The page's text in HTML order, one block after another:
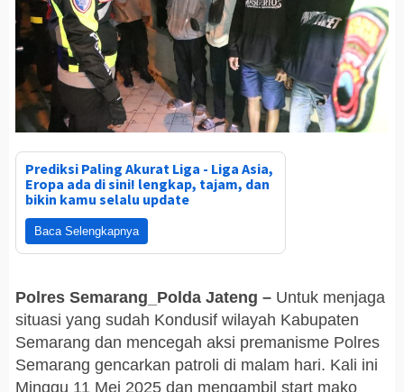
Prediksi Paling Akurat Liga - Liga Asia,
Eropa ada di sini! lengkap, tajam, dan
bikin kamu selalu update
Baca Selengkapnya
Polres Semarang_Polda Jateng – Untuk menjaga
situasi yang sudah Kondusif wilayah Kabupaten
Semarang dan mencegah aksi premanisme Polres
Semarang gencarkan patroli di malam hari. Kali ini
Minggu 11 Mei 2025 dan mengambil start mako